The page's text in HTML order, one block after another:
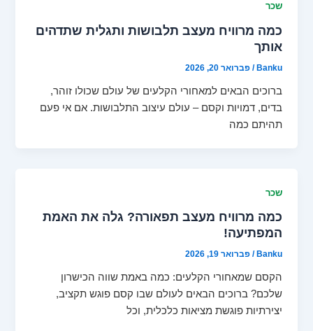
שכר
כמה מרוויח מעצב תלבושות ותגלית שתדהים
אותך
Banku
/פברואר 20, 2026
ברוכים הבאים למאחורי הקלעים של עולם שכולו זוהר,
בדים, דמויות וקסם – עולם עיצוב התלבושות. אם אי פעם
תהיתם כמה
שכר
כמה מרוויח מעצב תפאורה? גלה את האמת
המפתיעה!
Banku
/פברואר 19, 2026
הקסם שמאחורי הקלעים: כמה באמת שווה הכישרון
שלכם? ברוכים הבאים לעולם שבו קסם פוגש תקציב,
יצירתיות פוגשת מציאות כלכלית, וכל